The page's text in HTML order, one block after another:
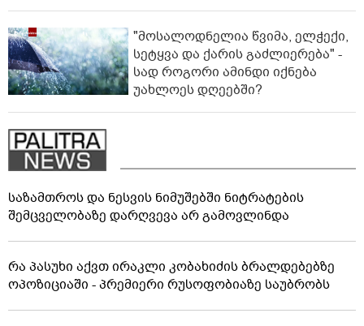
"მოსალოდნელია წვიმა, ელჭექი,
სეტყვა და ქარის გაძლიერება" -
სად როგორი ამინდი იქნება
უახლოეს დღეებში?
საზამთროს და ნესვის ნიმუშებში ნიტრატების
შემცველობაზე დარღვევა არ გამოვლინდა
რა პასუხი აქვთ ირაკლი კობახიძის ბრალდებებზე
ოპოზიციაში - პრემიერი რუსოფობიაზე საუბრობს